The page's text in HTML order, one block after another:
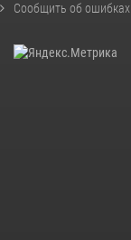
Сообщить об ошибках